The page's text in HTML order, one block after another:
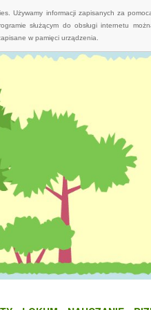
Używamy informacji zapisanych za
służącym do obsługi internetu
w pamięci urządzenia.